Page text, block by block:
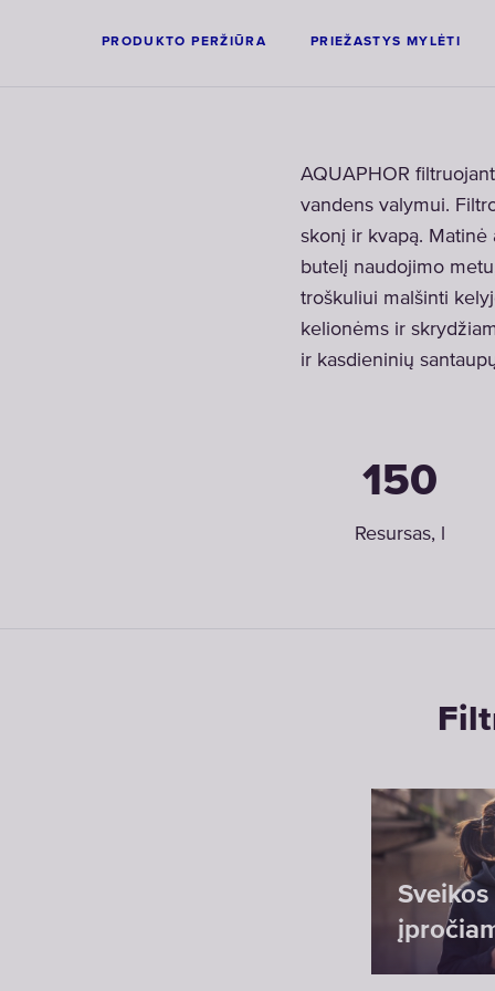
PRODUKTO PERŽIŪRA PRIEŽASTYS MYLĖTI
AQUAPHOR
vandens valymui.
skonį ir kvapą.
butelį naudojimo
troškuliui malšinti
kelionėms ir
ir kasdieninių
150
Resursas, l